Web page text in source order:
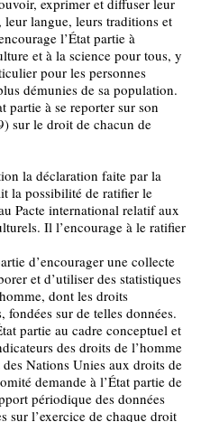
langue, leurs traditions et
l’État partie à
et à la science pour tous, y
pour les personnes
démunies de sa population.
partie à se reporter sur son
sur le droit de chacun de
la déclaration faite par la
la possibilité de ratifier le
Pacte international relatif aux
Il l’encourage à le ratifier
d’encourager une collecte
et d’utiliser des statistiques
dont les droits
sur de telles données.
partie au cadre conceptuel et
des droits de l’homme
Nations Unies aux droits de
demande à l’État partie de
périodique des données
sur l’exercice de chaque droit